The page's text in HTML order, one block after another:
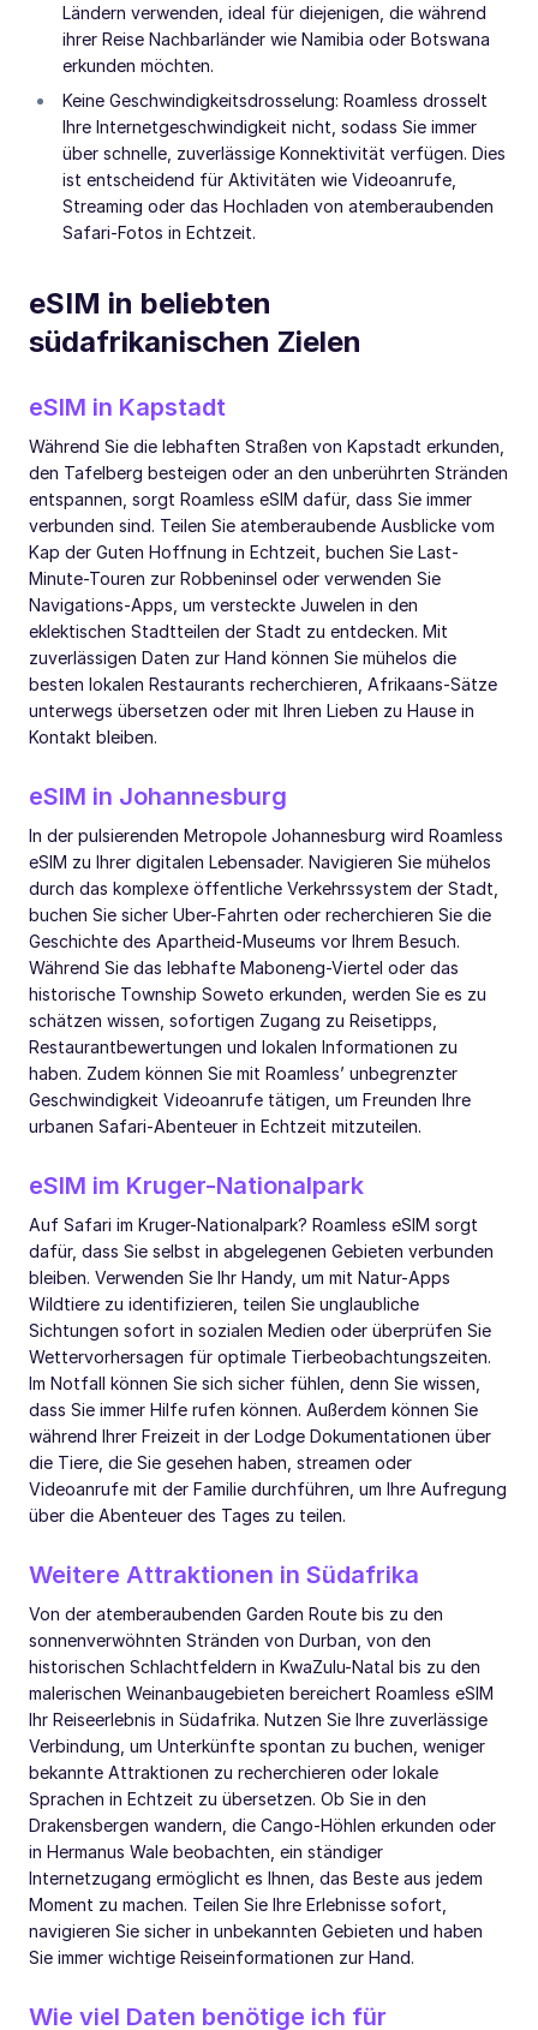
Ländern verwenden, ideal für diejenigen, die während
ihrer Reise Nachbarländer wie Namibia oder Botswana
erkunden möchten.
Keine Geschwindigkeitsdrosselung: Roamless drosselt
Ihre Internetgeschwindigkeit nicht, sodass Sie immer
über schnelle, zuverlässige Konnektivität verfügen. Dies
ist entscheidend für Aktivitäten wie Videoanrufe,
Streaming oder das Hochladen von atemberaubenden
Safari-Fotos in Echtzeit.
eSIM in beliebten
südafrikanischen Zielen
eSIM in Kapstadt
Während Sie die lebhaften Straßen von Kapstadt erkunden,
den Tafelberg besteigen oder an den unberührten Stränden
entspannen, sorgt Roamless eSIM dafür, dass Sie immer
verbunden sind. Teilen Sie atemberaubende Ausblicke vom
Kap der Guten Hoffnung in Echtzeit, buchen Sie Last-
Minute-Touren zur Robbeninsel oder verwenden Sie
Navigations-Apps, um versteckte Juwelen in den
eklektischen Stadtteilen der Stadt zu entdecken. Mit
zuverlässigen Daten zur Hand können Sie mühelos die
besten lokalen Restaurants recherchieren, Afrikaans-Sätze
unterwegs übersetzen oder mit Ihren Lieben zu Hause in
Kontakt bleiben.
eSIM in Johannesburg
In der pulsierenden Metropole Johannesburg wird Roamless
eSIM zu Ihrer digitalen Lebensader. Navigieren Sie mühelos
durch das komplexe öffentliche Verkehrssystem der Stadt,
buchen Sie sicher Uber-Fahrten oder recherchieren Sie die
Geschichte des Apartheid-Museums vor Ihrem Besuch.
Während Sie das lebhafte Maboneng-Viertel oder das
historische Township Soweto erkunden, werden Sie es zu
schätzen wissen, sofortigen Zugang zu Reisetipps,
Restaurantbewertungen und lokalen Informationen zu
haben. Zudem können Sie mit Roamless’ unbegrenzter
Geschwindigkeit Videoanrufe tätigen, um Freunden Ihre
urbanen Safari-Abenteuer in Echtzeit mitzuteilen.
eSIM im Kruger-Nationalpark
Auf Safari im Kruger-Nationalpark? Roamless eSIM sorgt
dafür, dass Sie selbst in abgelegenen Gebieten verbunden
bleiben. Verwenden Sie Ihr Handy, um mit Natur-Apps
Wildtiere zu identifizieren, teilen Sie unglaubliche
Sichtungen sofort in sozialen Medien oder überprüfen Sie
Wettervorhersagen für optimale Tierbeobachtungszeiten.
Im Notfall können Sie sich sicher fühlen, denn Sie wissen,
dass Sie immer Hilfe rufen können. Außerdem können Sie
während Ihrer Freizeit in der Lodge Dokumentationen über
die Tiere, die Sie gesehen haben, streamen oder
Videoanrufe mit der Familie durchführen, um Ihre Aufregung
über die Abenteuer des Tages zu teilen.
Weitere Attraktionen in Südafrika
Von der atemberaubenden Garden Route bis zu den
sonnenverwöhnten Stränden von Durban, von den
historischen Schlachtfeldern in KwaZulu-Natal bis zu den
malerischen Weinanbaugebieten bereichert Roamless eSIM
Ihr Reiseerlebnis in Südafrika. Nutzen Sie Ihre zuverlässige
Verbindung, um Unterkünfte spontan zu buchen, weniger
bekannte Attraktionen zu recherchieren oder lokale
Sprachen in Echtzeit zu übersetzen. Ob Sie in den
Drakensbergen wandern, die Cango-Höhlen erkunden oder
in Hermanus Wale beobachten, ein ständiger
Internetzugang ermöglicht es Ihnen, das Beste aus jedem
Moment zu machen. Teilen Sie Ihre Erlebnisse sofort,
navigieren Sie sicher in unbekannten Gebieten und haben
Sie immer wichtige Reiseinformationen zur Hand.
Wie viel Daten benötige ich für